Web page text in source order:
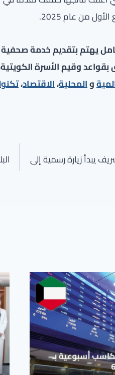
بتقديم خدمة صحفية
بقواعد وقيم الأسرة
والمحلية،الاقتصاد،
يبدأ زيارة رسمية إلى
البلدية